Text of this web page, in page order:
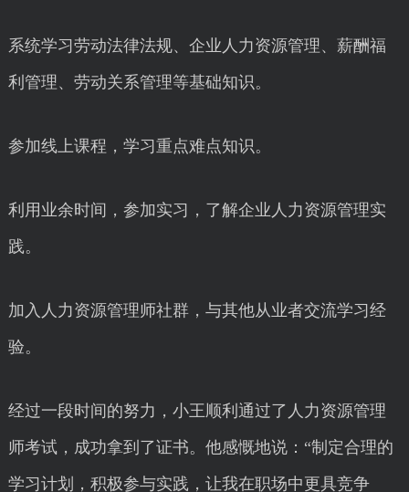
系统学习劳动法律法规、企业人力资源管理、薪酬福
利管理、劳动关系管理等基础知识。
参加线上课程，学习重点难点知识。
利用业余时间，参加实习，了解企业人力资源管理实
践。
加入人力资源管理师社群，与其他从业者交流学习经
验。
经过一段时间的努力，小王顺利通过了人力资源管理
师考试，成功拿到了证书。他感慨地说：“制定合理的
学习计划，积极参与实践，让我在职场中更具竞争